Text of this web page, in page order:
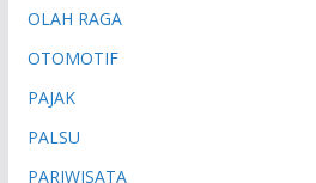
OLAH RAGA
OTOMOTIF
PAJAK
PALSU
PARIWISATA